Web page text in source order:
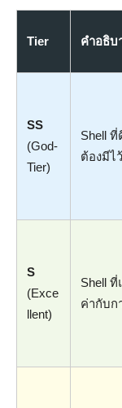
Tier คำอธิบ
SS
(God-
Tier)
Shell
ต้องมีไ
S
(Exce
llent)
Shell
ค่ากับก